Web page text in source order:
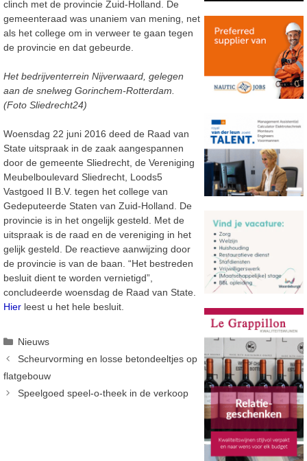
clinch met de provincie Zuid-Holland. De
gemeenteraad was unaniem van mening, net
als het college om in verweer te gaan tegen
de provincie en dat gebeurde.
Het bedrijventerrein Nijverwaard, gelegen
aan de snelweg Gorinchem-Rotterdam.
(Foto Sliedrecht24)
Woensdag 22 juni 2016 deed de Raad van
State uitspraak in de zaak aangespannen
door de gemeente Sliedrecht, de Vereniging
Meubelboulevard Sliedrecht, Loods5
Vastgoed II B.V. tegen het college van
Gedeputeerde Staten van Zuid-Holland. De
provincie is in het ongelijk gesteld. Met de
uitspraak is de raad en de vereniging in het
gelijk gesteld. De reactieve aanwijzing door
de provincie is van de baan. “Het bestreden
besluit dient te worden vernietigd”,
concludeerde woensdag de Raad van State.
Hier leest u het hele besluit.
Categorieën
Nieuws
Scheurvorming en losse betondeeltjes op
flatgebouw
Speelgoed speel-o-theek in de verkoop